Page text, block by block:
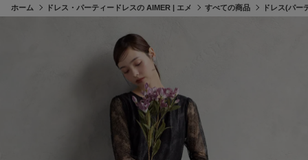
ホーム ドレス・パーティードレスの AIMER | エメ すべての商品 ドレス(パー